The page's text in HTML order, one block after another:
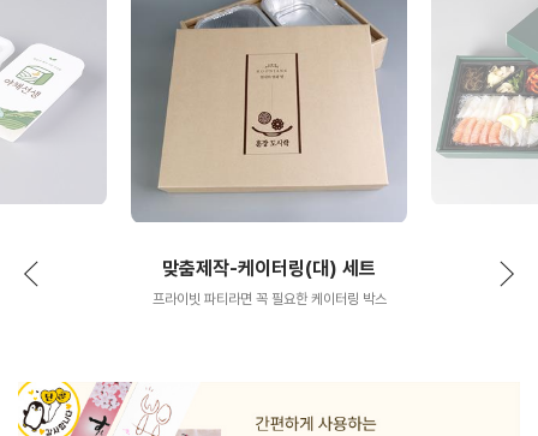
맞춤제작-케이터링(대) 세트
프라이빗 파티라면 꼭 필요한 케이터링 박스